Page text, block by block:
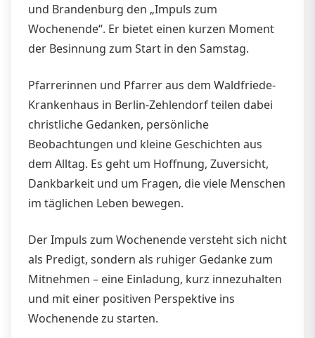
und Brandenburg den „Impuls zum
Wochenende“. Er bietet einen kurzen Moment
der Besinnung zum Start in den Samstag.
Pfarrerinnen und Pfarrer aus dem Waldfriede-
Krankenhaus in Berlin-Zehlendorf teilen dabei
christliche Gedanken, persönliche
Beobachtungen und kleine Geschichten aus
dem Alltag. Es geht um Hoffnung, Zuversicht,
Dankbarkeit und um Fragen, die viele Menschen
im täglichen Leben bewegen.
Der Impuls zum Wochenende versteht sich nicht
als Predigt, sondern als ruhiger Gedanke zum
Mitnehmen – eine Einladung, kurz innezuhalten
und mit einer positiven Perspektive ins
Wochenende zu starten.